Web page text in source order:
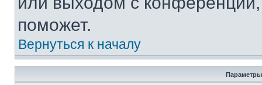
поможет.
Вернуться к началу
Параметры